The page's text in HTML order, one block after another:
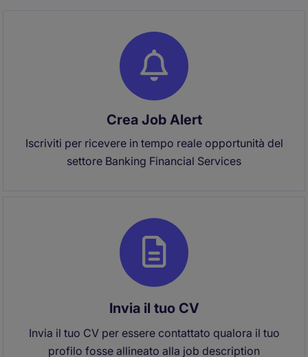
Crea Job Alert
Iscriviti per ricevere in tempo reale opportunità del
settore Banking Financial Services
Invia il tuo CV
Invia il tuo CV per essere contattato qualora il tuo
profilo fosse allineato alla job description